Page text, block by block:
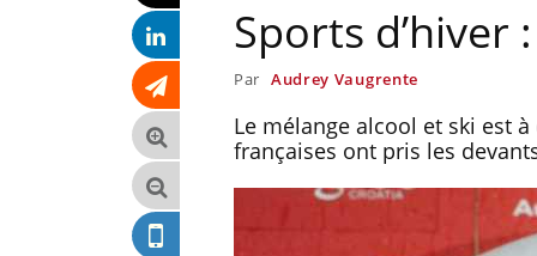
Sports
Par Audrey Vaugrente
Le mélange alcool et ski est
françaises ont pris les